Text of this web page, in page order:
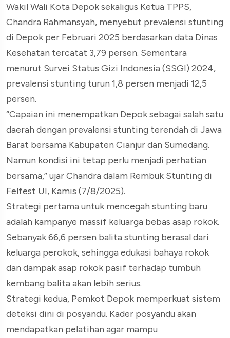
Wakil Wali Kota Depok sekaligus Ketua TPPS,
Chandra Rahmansyah, menyebut prevalensi stunting
di Depok per Februari 2025 berdasarkan data Dinas
Kesehatan tercatat 3,79 persen. Sementara
menurut Survei Status Gizi Indonesia (SSGI) 2024,
prevalensi stunting turun 1,8 persen menjadi 12,5
persen.
“Capaian ini menempatkan Depok sebagai salah satu
daerah dengan prevalensi stunting terendah di Jawa
Barat bersama Kabupaten Cianjur dan Sumedang.
Namun kondisi ini tetap perlu menjadi perhatian
bersama,” ujar Chandra dalam Rembuk Stunting di
Felfest UI, Kamis (7/8/2025).
Strategi pertama untuk mencegah stunting baru
adalah kampanye massif keluarga bebas asap rokok.
Sebanyak 66,6 persen balita stunting berasal dari
keluarga perokok, sehingga edukasi bahaya rokok
dan dampak asap rokok pasif terhadap tumbuh
kembang balita akan lebih serius.
Strategi kedua, Pemkot Depok memperkuat sistem
deteksi dini di posyandu. Kader posyandu akan
mendapatkan pelatihan agar mampu